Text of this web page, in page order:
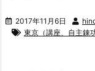
2017年11月6日
東京（講座、自主錬